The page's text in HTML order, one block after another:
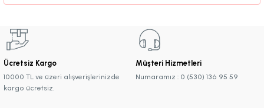
Ücretsiz Kargo
10000 TL ve üzeri alışverişlerinizde
kargo ücretsiz.
Müşteri Hizmetleri
Numaramız : 0 (530) 136 95 59